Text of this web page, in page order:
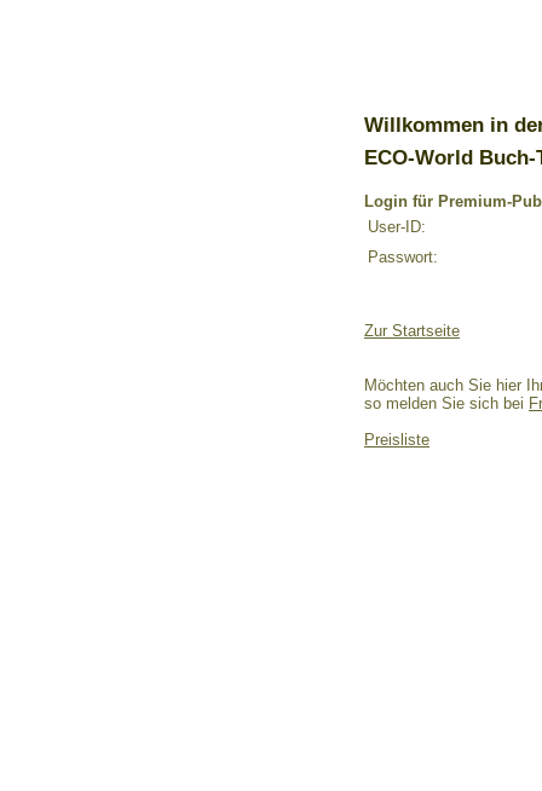
Willkommen in
ECO-World Buch-
Login für Premium-
User-ID:
Passwort:
Zur Startseite
Möchten auch Sie hier
so melden Sie sich bei
Preisliste